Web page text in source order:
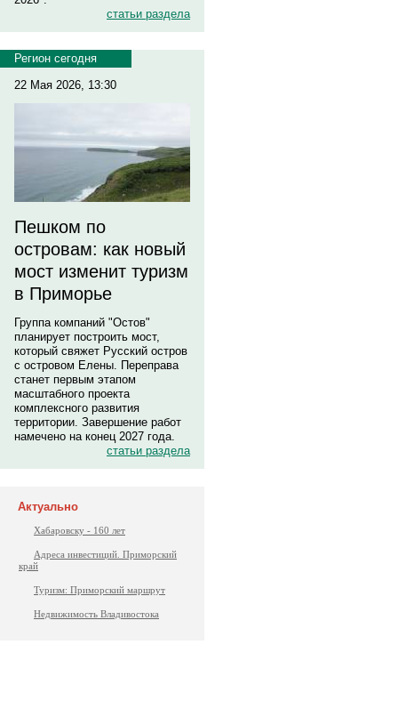
статьи раздела
Регион сегодня
22 Мая 2026, 13:30
Пешком по
островам: как новый
мост изменит туризм
в Приморье
Группа компаний "Остов"
планирует построить мост,
который свяжет Русский остров
с островом Елены. Переправа
станет первым этапом
масштабного проекта
комплексного развития
территории. Завершение работ
намечено на конец 2027 года.
статьи раздела
Актуально
Хабаровску - 160 лет
Адреса инвестиций. Приморский
край
Туризм: Приморский маршрут
Недвижимость Владивостока